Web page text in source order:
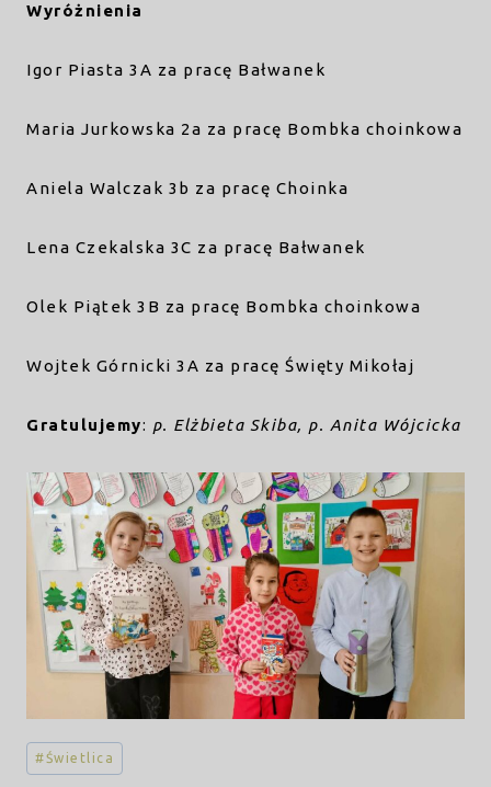
Wyróżnienia
Igor Piasta 3A za pracę Bałwanek
Maria Jurkowska 2a za pracę Bombka choinkowa
Aniela Walczak 3b za pracę Choinka
Lena Czekalska 3C za pracę Bałwanek
Olek Piątek 3B za pracę Bombka choinkowa
Wojtek Górnicki 3A za pracę Święty Mikołaj
Gratulujemy: p. Elżbieta Skiba, p. Anita Wójcicka
Tagi
wpisu:
#Świetlica